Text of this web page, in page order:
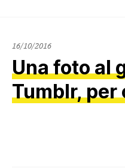
16/10/2016
Una foto al
Tumblr, per